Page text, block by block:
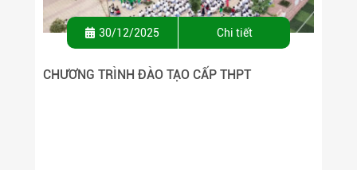
30/12/2025 Chi tiết
CHƯƠNG TRÌNH ĐÀO TẠO CẤP THPT